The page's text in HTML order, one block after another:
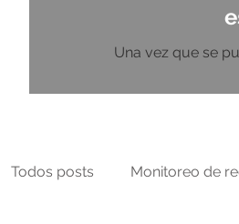
Una vez que se
Todos posts Monitoreo de